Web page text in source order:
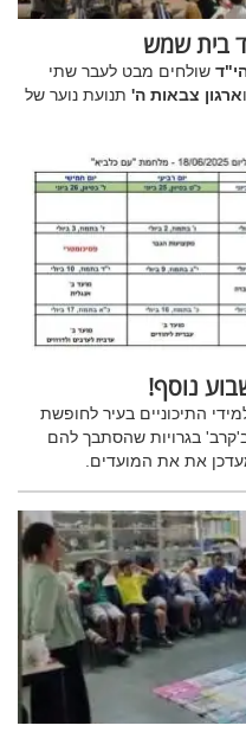
בית שמש
שולחים מבט לעבר שתי
וארגון צבאות ה' תנועת נוער של
נוסף!
התיכוניים בעיר לחופשת
בגרויות שהסתבך להם
את את המועדים.